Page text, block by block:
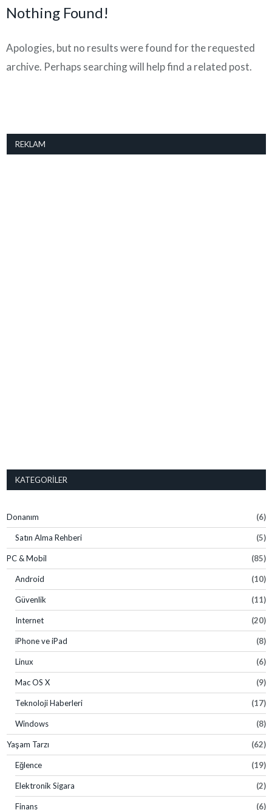
Nothing Found!
Apologies, but no results were found for the requested
archive. Perhaps searching will help find a related post.
REKLAM
KATEGORILER
Donanım (6)
Satın Alma Rehberi (5)
PC & Mobil (85)
Android (10)
Güvenlik (11)
Internet (20)
iPhone ve iPad (8)
Linux (6)
Mac OS X (9)
Teknoloji Haberleri (17)
Windows (8)
Yaşam Tarzı (62)
Eğlence (19)
Elektronik Sigara (2)
Finans (6)